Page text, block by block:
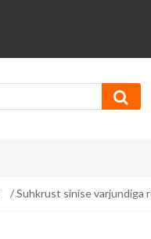
/ Suhkrust sinise varjundiga